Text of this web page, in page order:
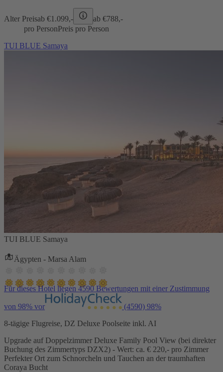
Alter Preisab €1.099,- ab €788,-
pro PersonPreis pro Person
TUI BLUE Samaya
TUI BLUE Samaya
Ägypten - Marsa Alam
Für dieses Hotel liegen 4590 Bewertungen mit einer Zustimmung
von 98% vor (4590) 98%
8-tägige Flugreise, DZ Deluxe Poolseite inkl. AI
Upgrade auf Doppelzimmer Deluxe Family Pool View (bei direkter
Buchung des Zimmertyps DZX2) - Wert: ca. € 220,- pro Zimmer
Perfekter Ort zum Schnorcheln und Tauchen an der traumhaften
Coraya Bucht